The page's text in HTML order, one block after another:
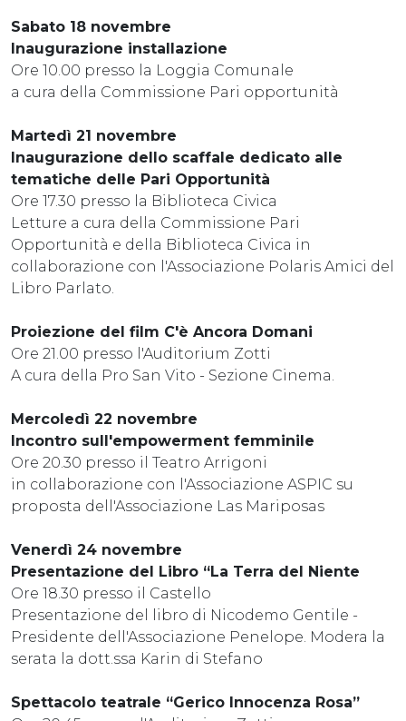
Sabato 18 novembre
Inaugurazione installazione
Ore 10.00 presso la Loggia Comunale
a cura della Commissione Pari opportunità
Martedì 21 novembre
Inaugurazione dello scaffale dedicato alle
tematiche delle Pari Opportunità
Ore 17.30 presso la Biblioteca Civica
Letture a cura della Commissione Pari
Opportunità e della Biblioteca Civica in
collaborazione con l'Associazione Polaris Amici del
Libro Parlato.
Proiezione del film C'è Ancora Domani
Ore 21.00 presso l'Auditorium Zotti
A cura della Pro San Vito - Sezione Cinema.
Mercoledì 22 novembre
Incontro sull'empowerment femminile
Ore 20.30 presso il Teatro Arrigoni
in collaborazione con l'Associazione ASPIC su
proposta dell'Associazione Las Mariposas
Venerdì 24 novembre
Presentazione del Libro “La Terra del Niente
Ore 18.30 presso il Castello
Presentazione del libro di Nicodemo Gentile -
Presidente dell'Associazione Penelope. Modera la
serata la dott.ssa Karin di Stefano
Spettacolo teatrale “Gerico Innocenza Rosa”